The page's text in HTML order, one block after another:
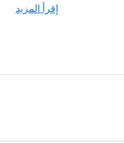
إقرأ المزيد